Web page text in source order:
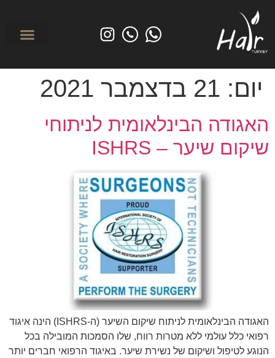
יום: 21 בדצמבר 2021
האגודה הבינלאומית לניתוחי
שיקום שיער – ISHRS
האגודה הבינלאומית לניתוח שיקום השיער (ה-ISHRS) הינה איגוד
רפואי כלל עולמי ללא מטרות רווח, שלו הסמכות המובילה בכל
הנוגע לטיפול ושיקום של נשירת שיער. באיגוד הרפואי חברים יותר